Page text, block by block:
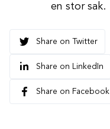
en stor sak.
Share on Twitter
Share on LinkedIn
Share on Facebook